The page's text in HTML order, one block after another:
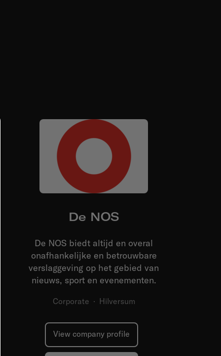
De NOS
De NOS biedt altijd en overal
onafhankelijke en betrouwbare
verslaggeving op het gebied van
nieuws, sport en evenementen.
Corporate · Hilversum
View company profile